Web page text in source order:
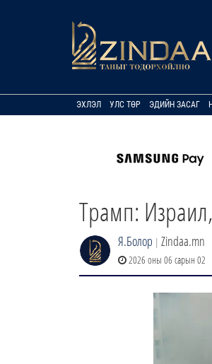
ЭХЛЭЛ УЛС ТӨР ЭДИЙН ЗАСАГ
Трамп:
Я.Болор | Zindaa.mn
2026 оны 06 сарын 02